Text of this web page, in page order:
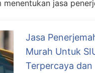
menentukan jasa
Jasa
Murah Untuk
Terpercaya dan